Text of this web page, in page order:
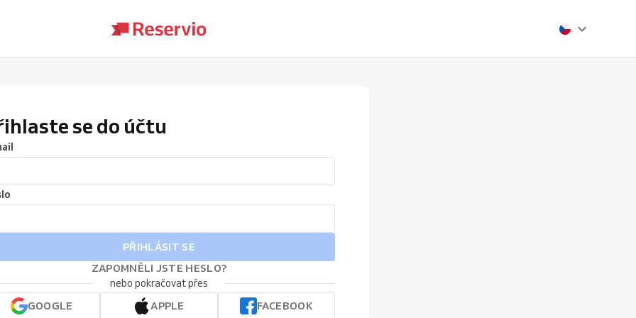
se do účtu
PŘIHLÁSIT SE
ZAPOMNĚLI JSTE HESLO?
nebo pokračovat přes
GOOGLE
APPLE FACEBOOK